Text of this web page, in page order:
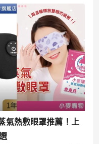
氣熱敷眼罩推薦！上